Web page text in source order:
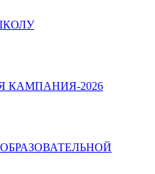
КАМПАНИЯ-2026